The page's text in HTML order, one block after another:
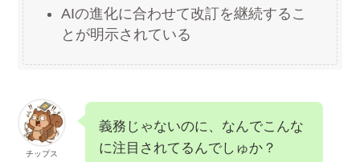
AIの進化に合わせて改訂を継続するこ
とが明示されている
チップス
義務じゃないのに、なんでこんな
に注目されてるんでしゅか？